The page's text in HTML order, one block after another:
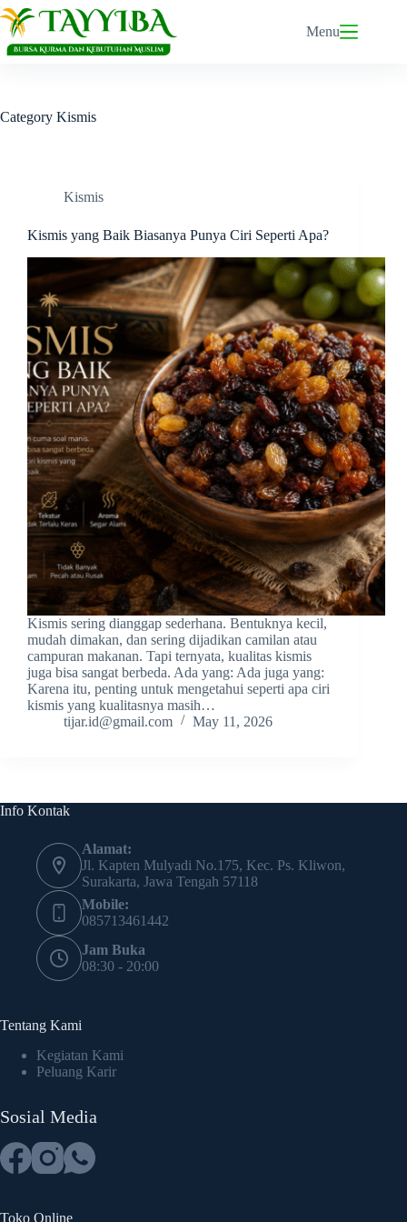
Skip
to
content
Menu
Category Kismis
Kismis
Kismis yang Baik Biasanya Punya Ciri Seperti Apa?
Kismis sering dianggap sederhana. Bentuknya kecil,
mudah dimakan, dan sering dijadikan camilan atau
campuran makanan. Tapi ternyata, kualitas kismis
juga bisa sangat berbeda. Ada yang: Ada juga yang:
Karena itu, penting untuk mengetahui seperti apa ciri
kismis yang kualitasnya masih…
tijar.id@gmail.com
May 11, 2026
Info Kontak
Alamat:
Jl. Kapten Mulyadi No.175, Kec. Ps. Kliwon,
Surakarta, Jawa Tengah 57118
Mobile:
085713461442
Jam Buka
08:30 - 20:00
Tentang Kami
Kegiatan Kami
Peluang Karir
Sosial Media
Toko Online